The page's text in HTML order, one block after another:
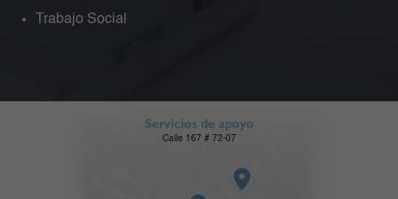
Trabajo Social
Servicios de apoyo
Calle 167 # 72-07